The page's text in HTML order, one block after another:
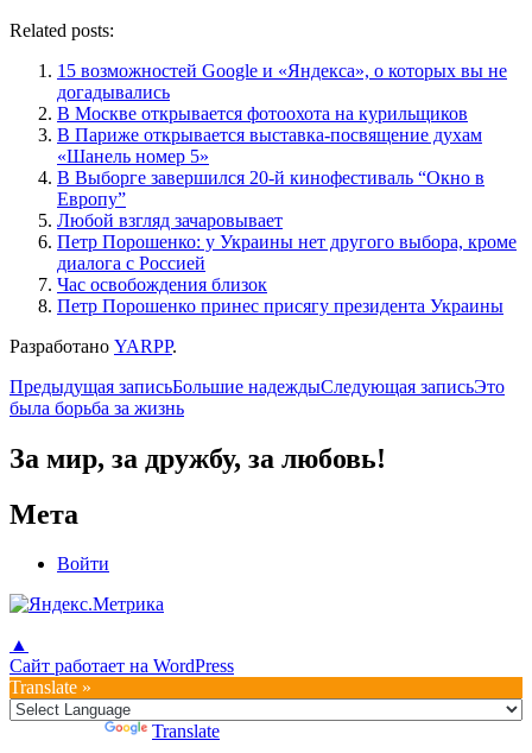
Related posts:
15 возможностей Google и «Яндекса», о которых вы не
догадывались
В Москве открывается фотоохота на курильщиков
В Париже открывается выставка-посвящение духам
«Шанель номер 5»
В Выборге завершился 20-й кинофестиваль “Окно в
Европу”
Любой взгляд зачаровывает
Петр Порошенко: у Украины нет другого выбора, кроме
диалога с Россией
Час освобождения близок
Петр Порошенко принес присягу президента Украины
Разработано YARPP.
Навигация
по
записям
Предыдущая записьБольшие надеждыСледующая записьЭто
была борьба за жизнь
За мир, за дружбу, за любовь!
Мета
Войти
▲
Сайт работает на WordPress
Translate »
Translate